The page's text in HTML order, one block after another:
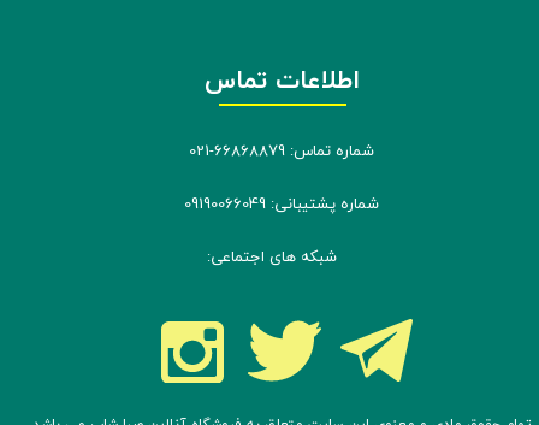
شماره تماس: 66868879-021
شماره پشتیبانی: 09190066049
شبکه های اجتماعی:
اطلاعات تماس